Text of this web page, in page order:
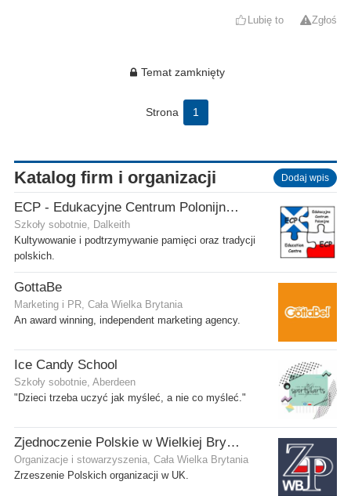
Lubię to Zgłoś
Temat zamknięty
Strona 1
Katalog firm i organizacji Dodaj wpis
ECP - Edukacyjne Centrum Polonijne SCIO - Dalkeith
Szkoły sobotnie, Dalkeith
Kultywowanie i podtrzymywanie pamięci oraz tradycji
polskich.
GottaBe
Marketing i PR, Cała Wielka Brytania
An award winning, independent marketing agency.
Ice Candy School
Szkoły sobotnie, Aberdeen
"Dzieci trzeba uczyć jak myśleć, a nie co myśleć."
Zjednoczenie Polskie w Wielkiej Brytanii
Organizacje i stowarzyszenia, Cała Wielka Brytania
Zrzeszenie Polskich organizacji w UK.